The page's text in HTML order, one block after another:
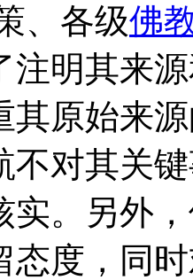
、各级佛
注明其来
其原始来
不对其关
实。另外
态度，同